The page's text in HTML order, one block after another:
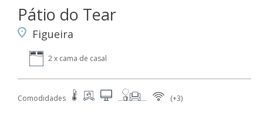
Pátio do Tear
Figueira
2 x cama de casal
Comodidades (+3)